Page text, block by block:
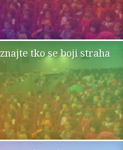
tko se boji straha